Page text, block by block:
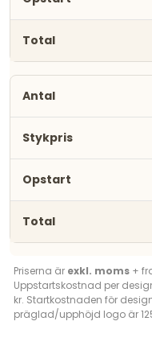
Priserna är exkl. moms +
Uppstartskostnad per
kr. Startkostnaden för
präglad/upphöjd logo är